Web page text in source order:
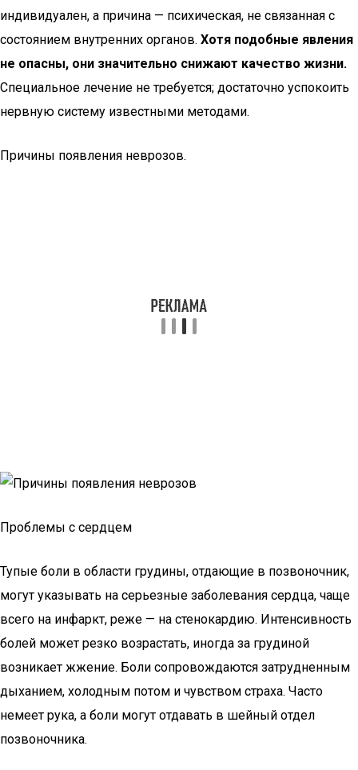
индивидуален, а причина — психическая, не связанная с
состоянием внутренних органов. Хотя подобные явления
не опасны, они значительно снижают качество жизни.
Специальное лечение не требуется; достаточно успокоить
нервную систему известными методами.
Причины появления неврозов.
Проблемы с сердцем
Тупые боли в области грудины, отдающие в позвоночник,
могут указывать на серьезные заболевания сердца, чаще
всего на инфаркт, реже — на стенокардию. Интенсивность
болей может резко возрастать, иногда за грудиной
возникает жжение. Боли сопровождаются затрудненным
дыханием, холодным потом и чувством страха. Часто
немеет рука, а боли могут отдавать в шейный отдел
позвоночника.